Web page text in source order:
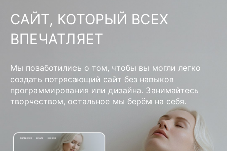
САЙТ, КОТОРЫЙ ВСЕХ
ВПЕЧАТЛЯЕТ
Мы позаботились о том, чтобы вы могли легко
создать потрясающий сайт без навыков
программирования или дизайна. Занимайтесь
творчеством, остальное мы берём на себя.